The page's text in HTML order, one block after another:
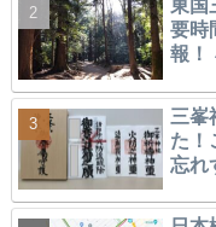
東国
要時
報！
三峯
た！
忘れ